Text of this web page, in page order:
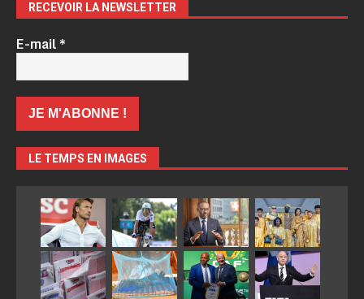
RECEVOIR LA NEWSLETTER
E-mail*
LE TEMPS EN IMAGES